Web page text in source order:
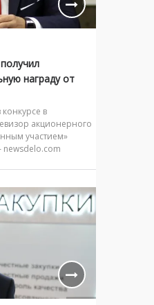
награду от
в
акционерного
участием»